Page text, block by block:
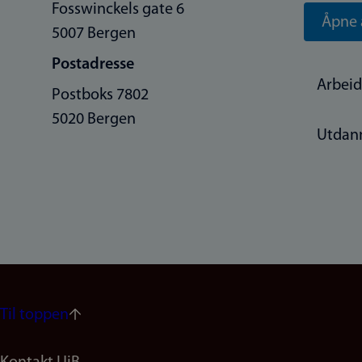
Fosswinckels gate 6
5007 Bergen
Postadresse
Postboks 7802
5020 Bergen
Åpne
Arbeid
Til toppen